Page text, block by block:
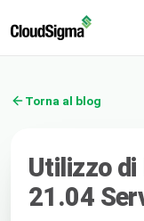
Torna al blog
Utilizzo di
21.04